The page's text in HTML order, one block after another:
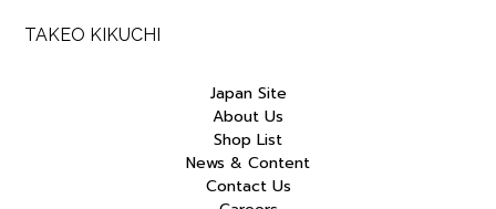
TAKEO KIKUCHI
Japan Site
About Us
Shop List
News & Content
Contact Us